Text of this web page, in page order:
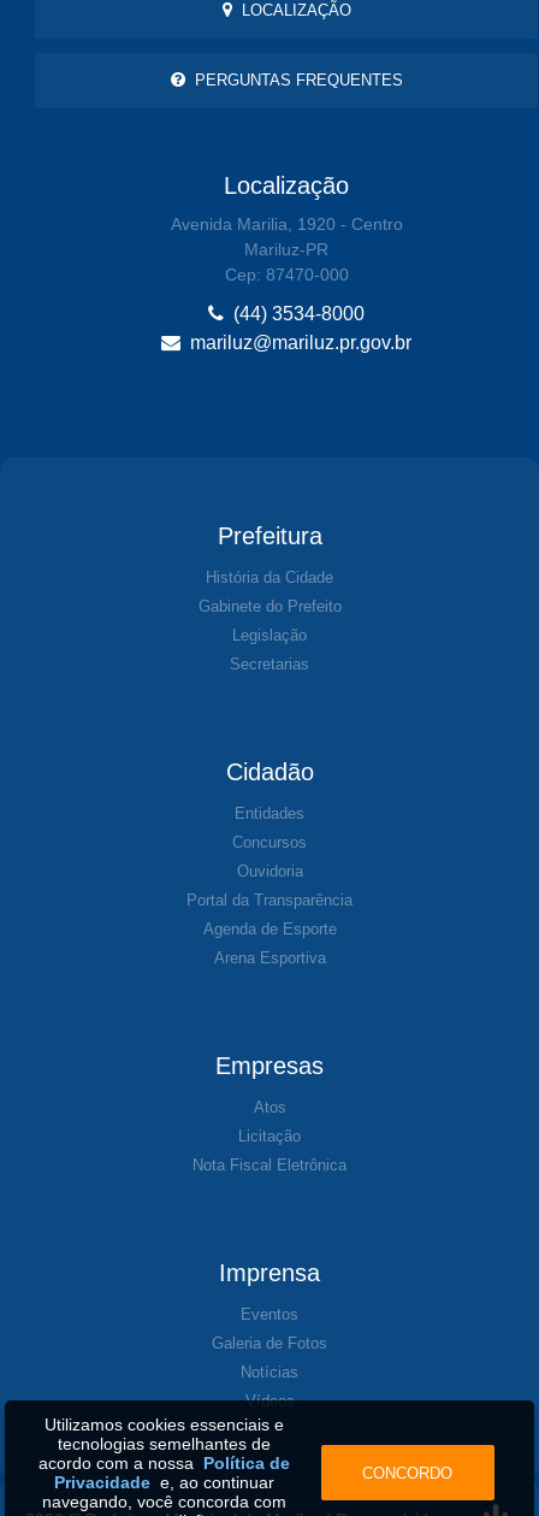
LOCALIZAÇÃO
PERGUNTAS FREQUENTES
Localização
Avenida Marilia, 1920 - Centro
Mariluz-PR
Cep: 87470-000
(44) 3534-8000
mariluz@mariluz.pr.gov.br
Prefeitura
História da Cidade
Gabinete do Prefeito
Legislação
Secretarias
Cidadão
Entidades
Concursos
Ouvidoria
Portal da Transparência
Agenda de Esporte
Arena Esportiva
Empresas
Atos
Licitação
Nota Fiscal Eletrônica
Imprensa
Eventos
Galeria de Fotos
Notícias
Vídeos
Utilizamos cookies essenciais e
tecnologias semelhantes de
acordo com a nossa Política de
Privacidadee, ao continuar
navegando, você concorda com
CONCORDO